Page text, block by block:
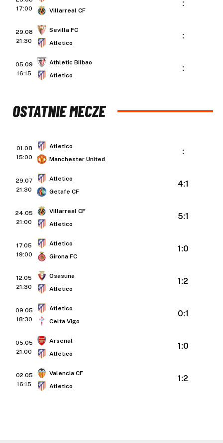
17:00
Villarreal CF
:
29.08
21:30
Sevilla FC
Atletico
:
05.09
16:15
Athletic Bilbao
Atletico
:
OSTATNIE MECZE
01.08
15:00
Atletico
Manchester United
:
29.07
21:30
Atletico
Getafe CF
4:1
24.05
21:00
Villarreal CF
Atletico
5:1
17.05
19:00
Atletico
Girona FC
1:0
12.05
21:30
Osasuna
Atletico
1:2
09.05
18:30
Atletico
Celta Vigo
0:1
05.05
21:00
Arsenal
Atletico
1:0
02.05
16:15
Valencia CF
Atletico
1:2